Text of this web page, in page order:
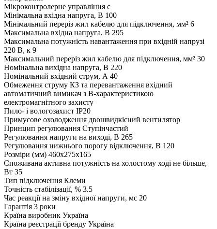
Мікроконтролерне управління є
Мінімальна вхідна напруга, В 100
Мінімальний переріз жил кабелю для підключення, мм² 6
Максимальна вхідна напруга, В 295
Максимальна потужність навантаження при вхідній напрузі
220 В, к 9
Максимальний переріз жил кабелю для підключення, мм² 30
Номінальна вихідна напруга, В 220
Номінальний вхідний струм, А 40
Обмеження струму КЗ та перевантаження вхідний
автоматичний вимикач з B-характеристикою
електромагнітного захисту
Пило- і вологозахист IP20
Примусове охолодження двошвидкісний вентилятор
Принцип регулювання Ступінчастий
Регулювання напруги на виході, В 265
Регулювання нижнього порогу відключення, В 120
Розміри (мм) 460x275x165
Споживана активна потужність на холостому ході не більше,
Вт 35
Тип підключення Клеми
Точність стабілізації, % 3.5
Час реакції на зміну вхідної напруги, мс 20
Гарантія 3 роки
Країна виробник Україна
Країна реєстрації бренду Україна